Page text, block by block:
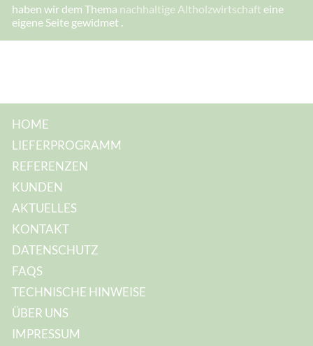
I
h
r
haben wir dem Thema nachhaltige Altholzwirtschaft eine
eigene Seite gewidmet .
HOME
LIEFERPROGRAMM
REFERENZEN
KUNDEN
AKTUELLES
KONTAKT
DATENSCHUTZ
FAQS
TECHNISCHE HINWEISE
ÜBER UNS
IMPRESSUM